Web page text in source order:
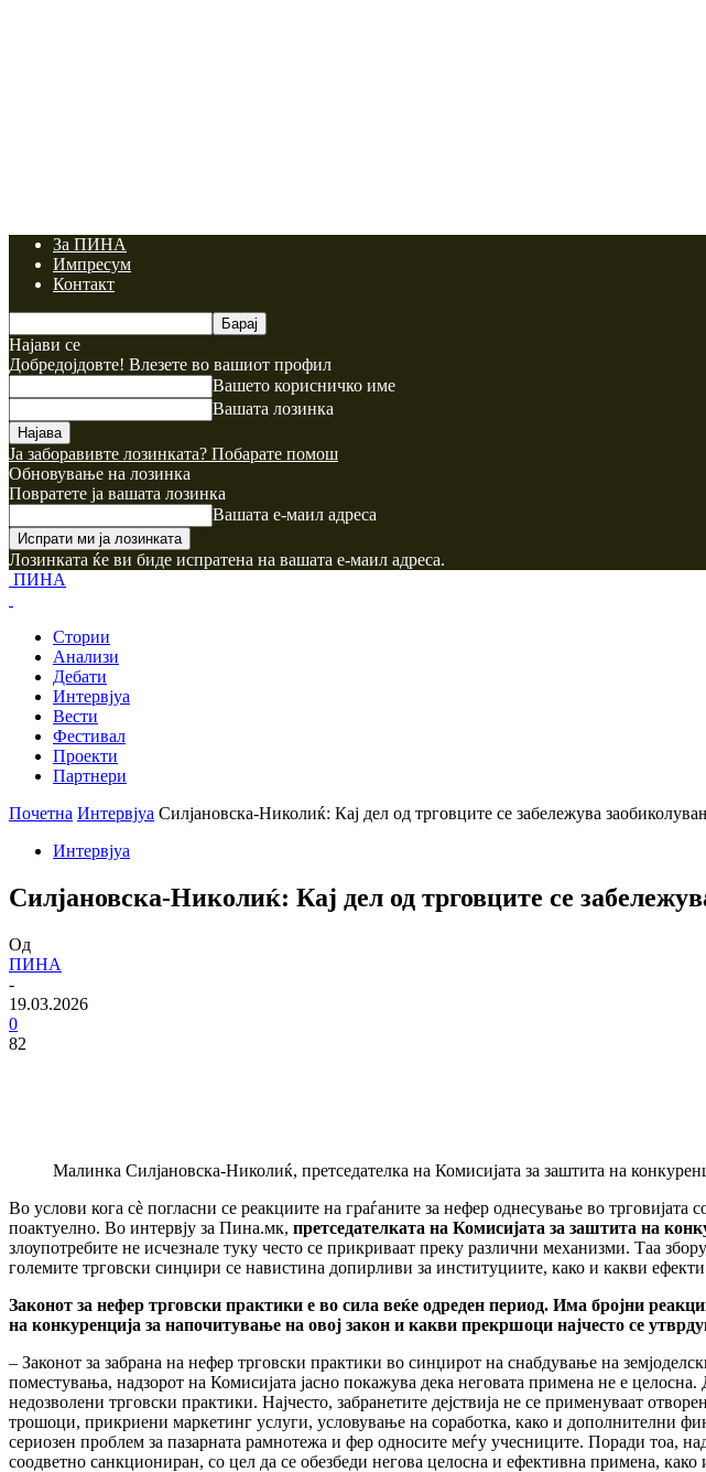
За ПИНА
Импресум
Контакт
Најави се
Добредојдовте! Влезете во вашиот профил
Вашето корисничко име
Вашата лозинка
Ја заборавивте лозинката? Побарате помош
Обновување на лозинка
Повратете ја вашата лозинка
Вашата е-маил адреса
Лозинката ќе ви биде испратена на вашата е-маил адреса.
ПИНА
Стории
Анализи
Дебати
Интервјуа
Вести
Фестивал
Проекти
Партнери
Почетна Интервјуа Силјановска-Николиќ: Кај дел од трговците се забележува
Интервјуа
Силјановска-Николиќ: Кај дел од трговците се
Од
ПИНА
-
19.03.2026
0
82
Малинка Силјановска-Николиќ, претседателка на Комисијата за заштита на
Во услови кога сѐ погласни се реакциите на граѓаните за нефер однесување во
поактуелно. Во интервју за Пина.мк, претседателката на Комисијата за заштита на
злоупотребите не исчезнале туку често се прикриваат преку различни механизми. Таа
големите трговски синџири се навистина допирливи за институциите, како и какви
Законот за нефер трговски практики е во сила веќе одреден период. Има бројни
на конкуренција за напочитување на овој закон и какви прекршоци најчесто се
– Законот за забрана на нефер трговски практики во синџирот на снабдување на
поместувања, надзорот на Комисијата јасно покажува дека неговата примена не е
недозволени трговски практики. Најчесто, забранетите дејствија не се применуваат
трошоци, прикриени маркетинг услуги, условување на соработка, како и дополнителни
сериозен проблем за пазарната рамнотежа и фер односите меѓу учесниците. Поради тоа,
соодветно санкциониран, со цел да се обезбеди негова целосна и ефективна примена, како